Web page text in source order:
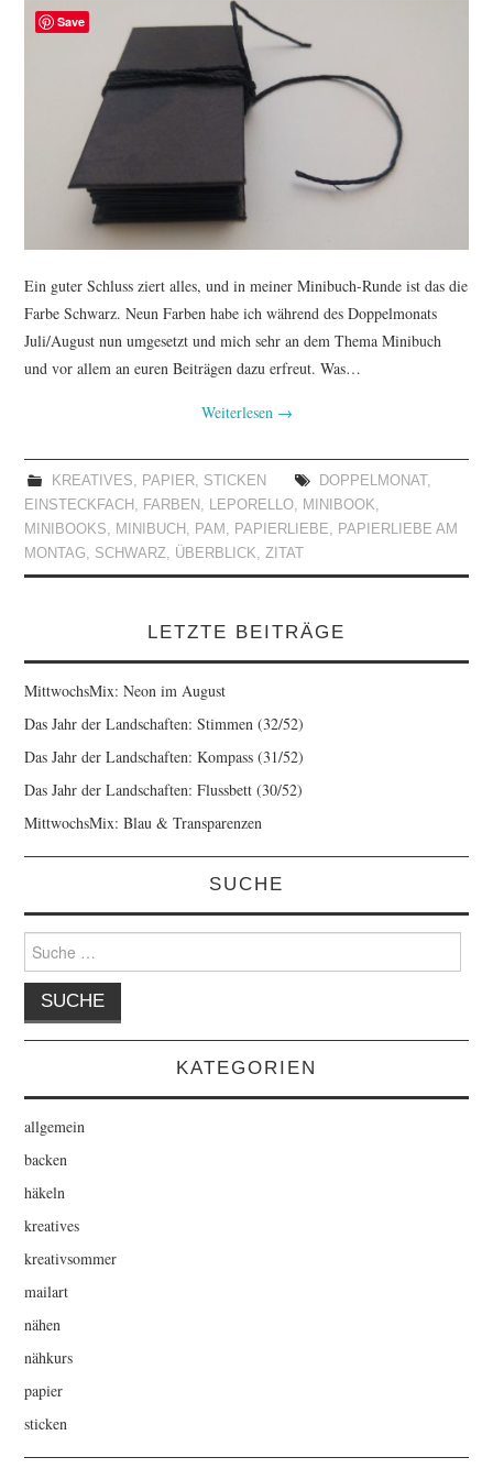
TUTORIALS
WORKSHOPS
PAPIERLIEBE AM
MONTAG
IMPRESSUM
DATENSCHUTZ
Ein guter Schluss ziert alles, und in meiner Minibuch-Runde ist das die
Farbe Schwarz. Neun Farben habe ich während des Doppelmonats
Juli/August nun umgesetzt und mich sehr an dem Thema Minibuch
und vor allem an euren Beiträgen dazu erfreut. Was…
Weiterlesen →
KREATIVES PAPIER, STICKEN DOPPELMONAT,
EINSTECKFACH
FARBEN LEPORELLO MINIBOOK
MINIBOOKS
MINIBUCH PAM PAPIERLIEBE
PAPIERLIEBE AM
MONTAG
SCHWARZ ÜBERBLICK ZITAT
LETZTE BEITRÄGE
MittwochsMix: Neon im August
Das Jahr der Landschaften: Stimmen (32/52)
Das Jahr der Landschaften: Kompass (31/52)
Das Jahr der Landschaften: Flussbett (30/52)
MittwochsMix: Blau & Transparenzen
SUCHE
nach:
KATEGORIEN
allgemein
backen
häkeln
kreatives
kreativsommer
mailart
nähen
nähkurs
papier
sticken
Save